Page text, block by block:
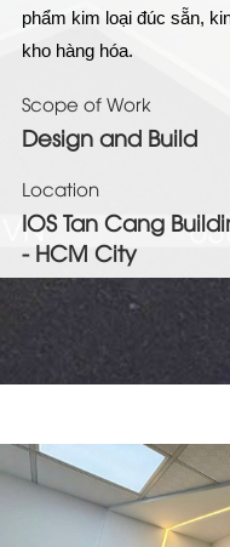
phẩm kim loại đúc sẵn,
kho hàng hóa.
Scope of Work
Design and Build
Location
IOS Tan Cang
- HCM City